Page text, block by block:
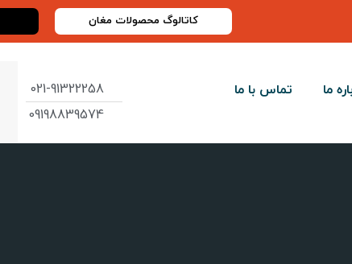
کاتالوگ محصولات مغان
ما تماس با ما
021-91322258
09198839574